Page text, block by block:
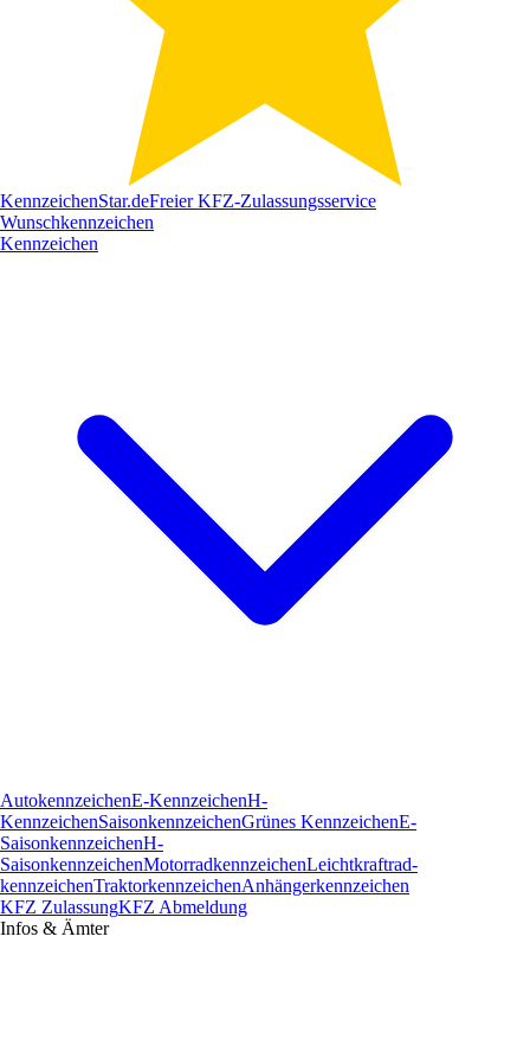
KennzeichenStar.deFreier KFZ-Zulassungsservice
Wunschkennzeichen
Kennzeichen
AutokennzeichenE-KennzeichenH-
KennzeichenSaisonkennzeichenGrünes KennzeichenE-
SaisonkennzeichenH-
SaisonkennzeichenMotorradkennzeichenLeichtkraftrad­
kennzeichenTraktorkennzeichenAnhängerkennzeichen
KFZ ZulassungKFZ Abmeldung
Infos & Ämter